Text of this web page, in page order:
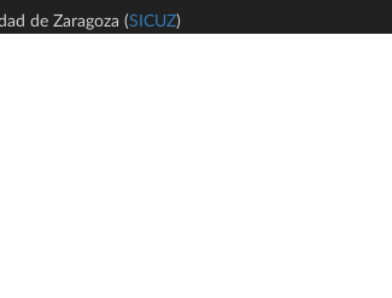
de Zaragoza (SICUZ)